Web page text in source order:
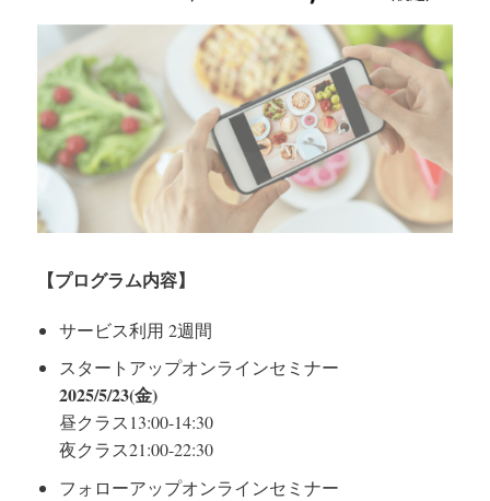
【プログラム内容】
サービス利用 2週間
スタートアップオンラインセミナー
2025/5/23(金)
昼クラス13:00-14:30
夜クラス21:00-22:30
フォローアップオンラインセミナー